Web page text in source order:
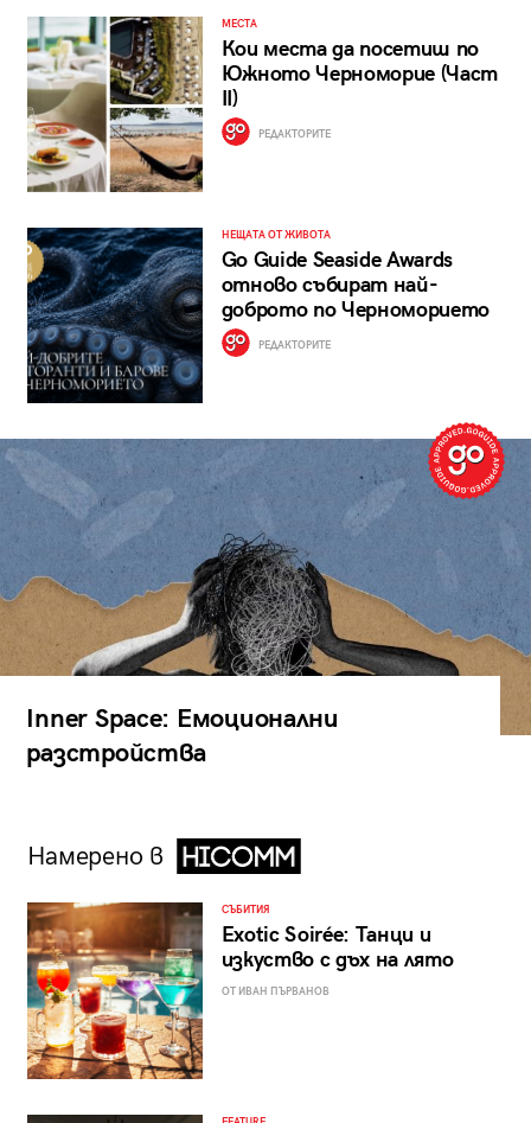
МЕСТА
Кои места да посетиш по
Южното Черноморие (Част
II)
РЕДАКТОРИТЕ
НЕЩАТА ОТ ЖИВОТА
Go Guide Seaside Awards
отново събират най-
доброто по Черноморието
РЕДАКТОРИТЕ
Inner Space: Емоционални
разстройства
Намерено в
СЪБИТИЯ
Exotic Soirée: Танци и
изкуство с дъх на лято
ОТ ИВАН ПЪРВАНОВ